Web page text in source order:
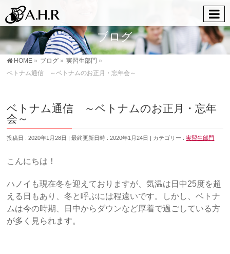
ブログ
HOME » ブログ » 実習生部門 »
ベトナム通信 ～ベトナムのお正月・忘年会～
ベトナム通信 ～ベトナムのお正月・忘年
会～
投稿日 : 2020年1月28日 最終更新日時 : 2020年1月24日 カテゴリー :実習生部門
こんにちは！
ハノイも現在冬を迎えておりますが、気温は日中25度を超
える日もあり、冬と呼ぶには程遠いです。しかし、ベトナ
ムは今の時期、日中からダウンなど厚着で過ごしている方
が多く見られます。